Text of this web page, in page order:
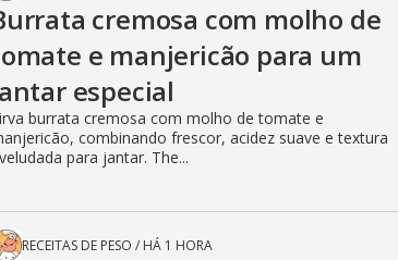
cremosa com molho de
e manjericão para um
especial
burrata cremosa com molho de tomate e
combinando frescor, acidez suave e textura
para jantar. The...
RECEITAS DE PESO / HÁ 1 HORA